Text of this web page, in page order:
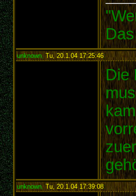
unknown,Tu, 20.1.04 17:25:46:
Die
unknown,Tu, 20.1.04 17:39:08: